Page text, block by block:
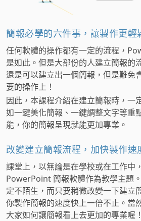
簡報必學的六件事，讓製作更輕
任何軟體的操作都有一定的流程，
是如此。但是大部份的人建立簡報的
還是可以建立出一個簡報，但是難免
要的操作上！
因此，本課程介紹在建立簡報時，一
如一鍵美化簡報、一鍵調整文字等重
能，你的簡報呈現就能更加專業。
改變建立簡報流程，加快製作速
課堂上，以無論是在學校或在工作中
PowerPoint 簡報軟體作為教學主題
定不陌生，而只要稍微改變一下建立
你製作簡報的速度快上一倍不止。當
大家如何讓簡報看上去更加的專業喔！